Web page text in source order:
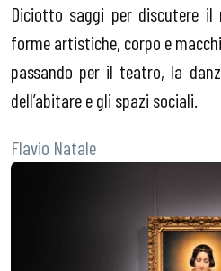
Diciotto saggi per discutere
forme artistiche, corpo e
passando per il teatro, la
dell’abitare e gli spazi sociali.
Flavio Natale